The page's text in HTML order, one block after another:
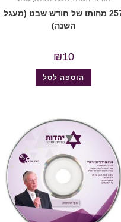
257 מהותו של חודש שבט (מעגל
השנה)
₪10
הוספה לסל